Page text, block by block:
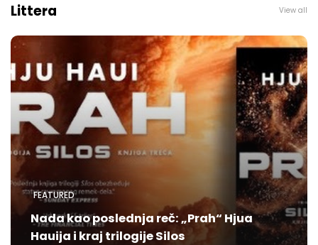
Littera View all
FEATURED
Nada kao poslednja reč: „Prah“ Hjua
Hauija i kraj trilogije Silos